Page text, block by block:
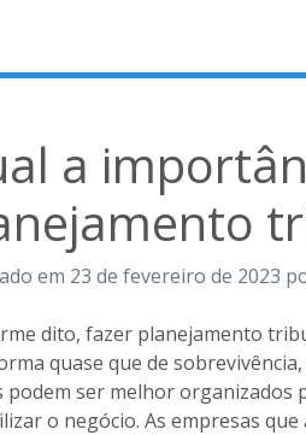
a
em 23 de fevereiro de 2023
dito, fazer planejamento
quase que de
podem ser melhor organizados
o negócio. As empresas